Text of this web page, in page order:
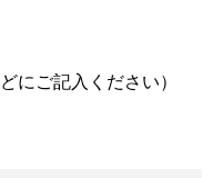
にご記入ください）